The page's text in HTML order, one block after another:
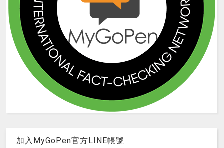
加入MyGoPen官方LINE帳號